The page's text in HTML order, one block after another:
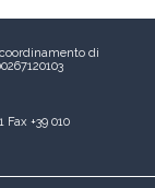
di
Fax +39 010